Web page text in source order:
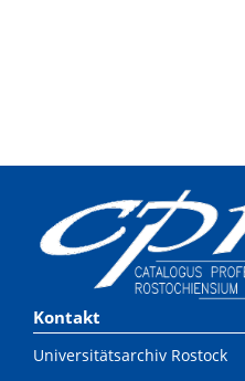
Kontakt
Universitätsarchiv Rostock